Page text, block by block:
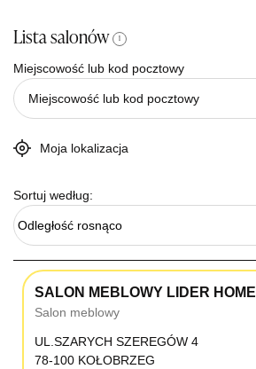
Lista salonów i
Miejscowość lub kod pocztowy
Moja lokalizacja
Sortuj według:
Odległość rosnąco
SALON MEBLOWY LIDER HOME
Salon meblowy
UL.SZARYCH SZEREGÓW 4
78-100 KOŁOBRZEG